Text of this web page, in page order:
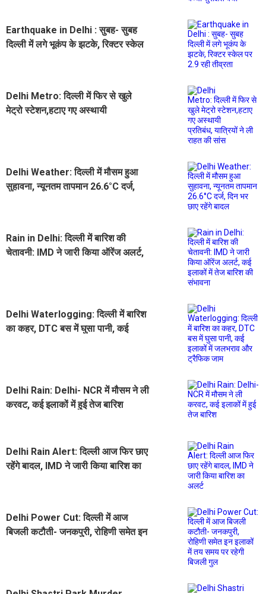
Earthquake in Delhi : सुबह- सुबह
दिल्ली में लगे भूकंप के झटके, रिक्टर स्केल
Delhi Metro: दिल्ली में फिर से खुले
मेट्रो स्टेशन,हटाए गए अस्थायी
Delhi Weather: दिल्ली में मौसम हुआ
सुहावना, न्यूनतम तापमान 26.6°C दर्ज,
Rain in Delhi: दिल्ली में बारिश की
चेतावनी: IMD ने जारी किया ऑरेंज अलर्ट,
Delhi Waterlogging: दिल्ली में बारिश
का कहर, DTC बस में घुसा पानी, कई
Delhi Rain: Delhi- NCR में मौसम ने ली
करवट, कई इलाकों में हुई तेज बारिश
Delhi Rain Alert: दिल्ली आज फिर छाए
रहेंगे बादल, IMD ने जारी किया बारिश का
Delhi Power Cut: दिल्ली में आज
बिजली कटौती- जनकपुरी, रोहिणी समेत इन